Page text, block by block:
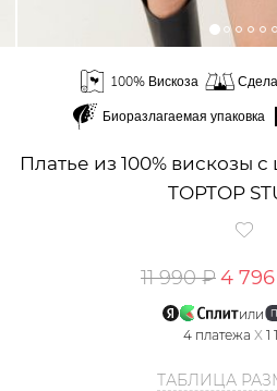
100% Вискоза
Биоразлагаемая упаковка
Платье из 100% вискозы
TOPTOP
11 990 ₽4
или
4 платежа X 1
ТАБЛИЦА